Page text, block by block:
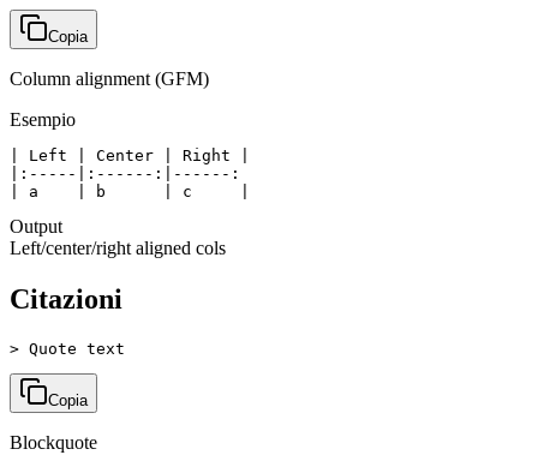
Copia
Column alignment (GFM)
Esempio
| Left | Center | Right |
|:-----|:------:|------:
| a    | b      | c     |
Output
Left/center/right aligned cols
Citazioni
> Quote text
Copia
Blockquote